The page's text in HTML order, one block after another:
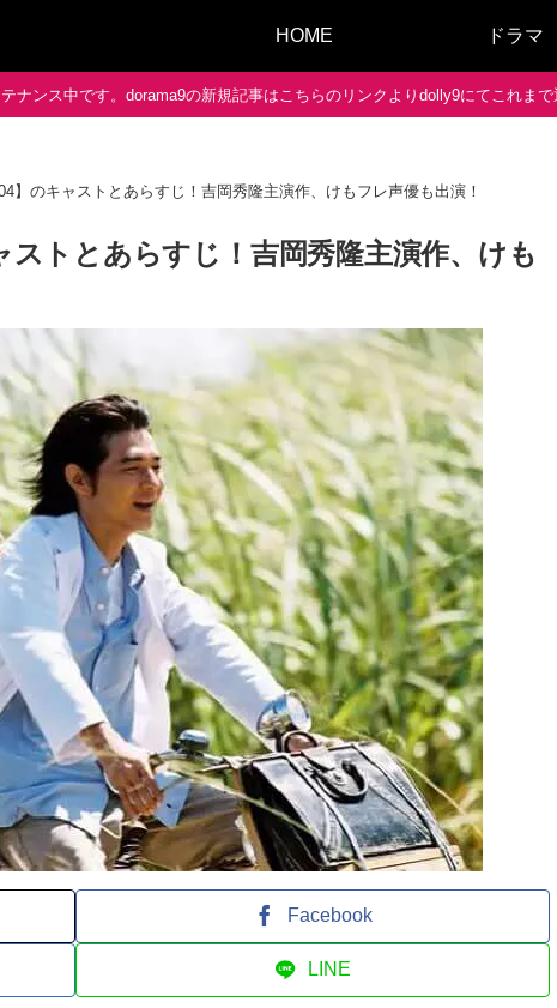
HOME ドラマ
ナンス中です。dorama9の新規記事はこちらのリンクよりdolly9にてこれまで
】のキャストとあらすじ！吉岡秀隆主演作、けもフレ声優も出演！
ストとあらすじ！吉岡秀隆主演作、けも
Facebook
LINE